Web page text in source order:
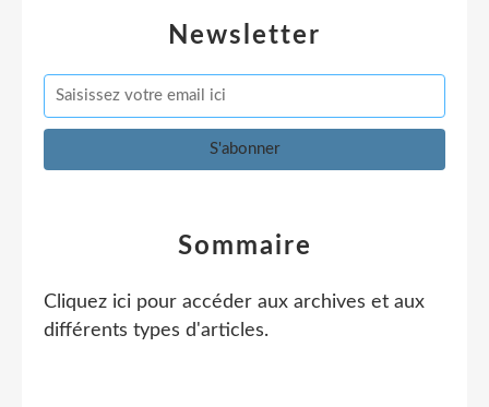
Newsletter
Sommaire
Cliquez ici pour accéder aux archives et aux
différents types d'articles.